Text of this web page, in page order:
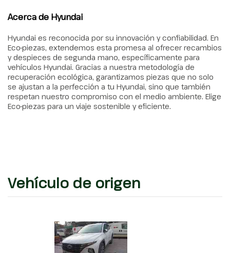
Acerca de Hyundai
Hyundai es reconocida por su innovación y confiabilidad. En
Eco-piezas, extendemos esta promesa al ofrecer recambios
y despieces de segunda mano, específicamente para
vehículos Hyundai. Gracias a nuestra metodología de
recuperación ecológica, garantizamos piezas que no solo
se ajustan a la perfección a tu Hyundai, sino que también
respetan nuestro compromiso con el medio ambiente. Elige
Eco-piezas para un viaje sostenible y eficiente.
Vehículo de origen